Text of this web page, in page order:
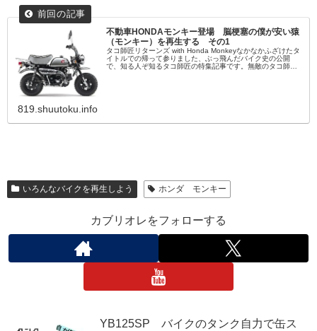
不動車HONDAモンキー登場 脳梗塞の僕が安い猿
（モンキー）を再生する その1
タコ師匠リターンズ with Honda Monkeyなかなかふざけたタ
イトルでの帰って参りました、ぶっ飛んだバイク史の公開
で、知る人ぞ知るタコ師匠の特集記事です。無敵のタコ師匠
819.shuutoku.info
いろんなバイクを再生しよう ホンダ モンキー
カブリオレをフォローする
YB125SP バイクのタンク自力で缶ス